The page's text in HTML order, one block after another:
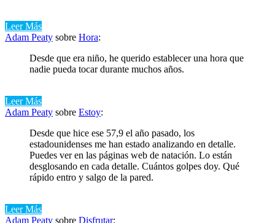
Leer Más
Adam Peaty sobre Hora:
Desde que era niño, he querido establecer una hora que
nadie pueda tocar durante muchos años.
Leer Más
Adam Peaty sobre Estoy:
Desde que hice ese 57,9 el año pasado, los
estadounidenses me han estado analizando en detalle.
Puedes ver en las páginas web de natación. Lo están
desglosando en cada detalle. Cuántos golpes doy. Qué
rápido entro y salgo de la pared.
Leer Más
Adam Peaty sobre Disfrutar: